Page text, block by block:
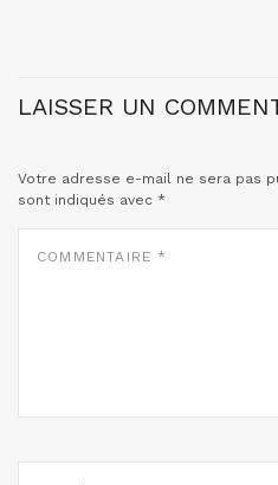
LAISSER UN
Votre adresse e-mail ne sera pas
sont indiqués avec *